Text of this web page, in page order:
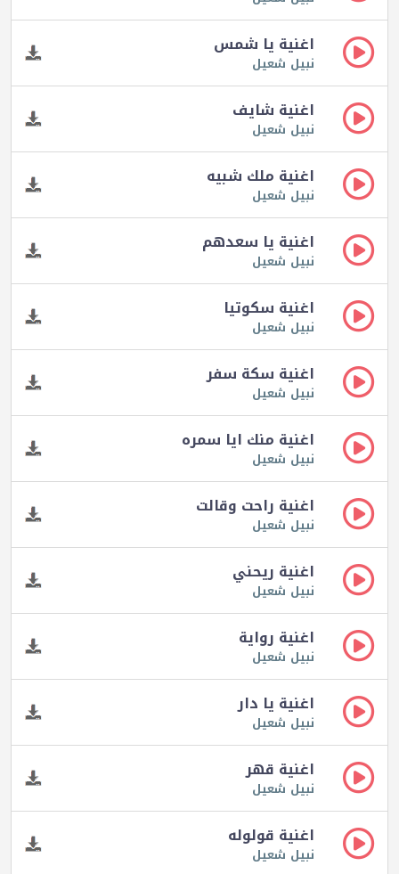
اغنية يا شمس
نبيل شعيل
اغنية شايف
نبيل شعيل
اغنية ملك شبيه
نبيل شعيل
اغنية يا سعدهم
نبيل شعيل
اغنية سكوتيا
نبيل شعيل
اغنية سكة سفر
نبيل شعيل
اغنية منك ايا سمره
نبيل شعيل
اغنية راحت وقالت
نبيل شعيل
اغنية ريحني
نبيل شعيل
اغنية رواية
نبيل شعيل
اغنية يا دار
نبيل شعيل
اغنية قهر
نبيل شعيل
اغنية قولوله
نبيل شعيل